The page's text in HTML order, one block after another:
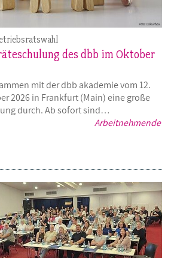
Arbeitnehmende
des dbb im Oktober
mit der dbb akademie vom 12.
2026 in Frankfurt (Main) eine große
durch. Ab sofort sind…